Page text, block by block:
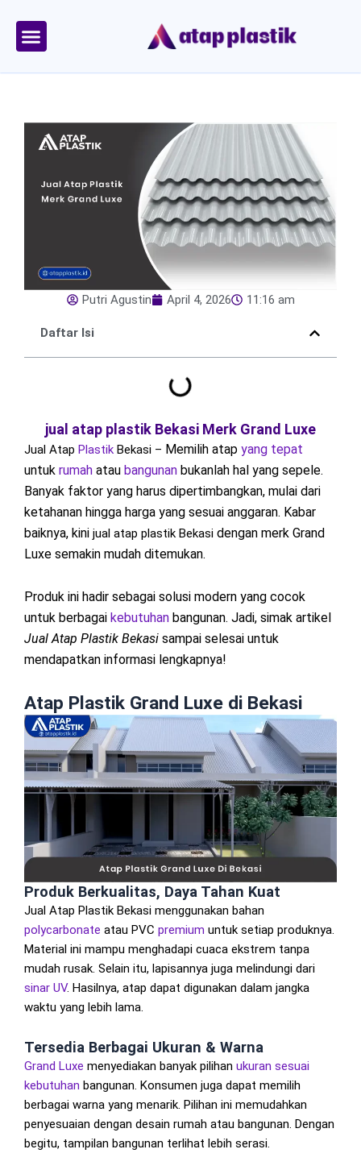
content
Putri Agustin April 4, 2026 11:16 am
Daftar Isi
jual atap plastik Bekasi Merk Grand Luxe
Jual Atap Plastik Bekasi – Memilih atap yang tepat
untuk rumah atau bangunan bukanlah hal yang sepele.
Banyak faktor yang harus dipertimbangkan, mulai dari
ketahanan hingga harga yang sesuai anggaran. Kabar
baiknya, kini jual atap plastik Bekasi dengan merk Grand
Luxe semakin mudah ditemukan.
Produk ini hadir sebagai solusi modern yang cocok
untuk berbagai kebutuhan bangunan. Jadi, simak artikel
Jual Atap Plastik Bekasi sampai selesai untuk
mendapatkan informasi lengkapnya!
Atap Plastik Grand Luxe di Bekasi
Produk Berkualitas, Daya Tahan Kuat
Jual Atap Plastik Bekasi menggunakan bahan
polycarbonate atau PVC premium untuk setiap produknya.
Material ini mampu menghadapi cuaca ekstrem tanpa
mudah rusak. Selain itu, lapisannya juga melindungi dari
sinar UV. Hasilnya, atap dapat digunakan dalam jangka
waktu yang lebih lama.
Tersedia Berbagai Ukuran & Warna
Grand Luxe menyediakan banyak pilihan ukuran sesuai
kebutuhan bangunan. Konsumen juga dapat memilih
berbagai warna yang menarik. Pilihan ini memudahkan
penyesuaian dengan desain rumah atau bangunan. Dengan
begitu, tampilan bangunan terlihat lebih serasi.